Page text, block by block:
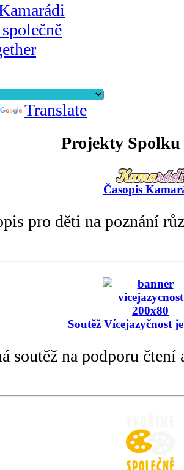
Translate
Projekty Spolku
Časopis
pro děti na poznání
Soutěž Vícejazyčnost
soutěž na podporu